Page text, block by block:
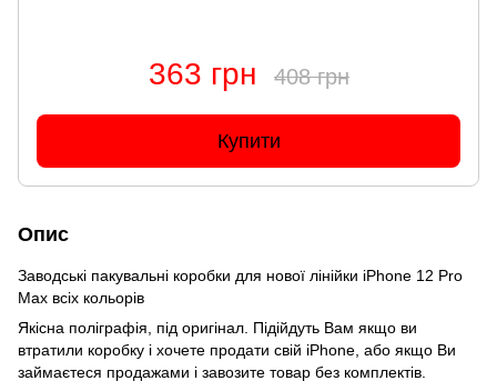
363 грн 408 грн
Купити
Опис
Заводські пакувальні коробки для нової лінійки iPhone 12 Pro
Max всіх кольорів
Якісна поліграфія, під оригінал. Підійдуть Вам якщо ви
втратили коробку і хочете продати свій iPhone, або якщо Ви
займаєтеся продажами і завозите товар без комплектів.